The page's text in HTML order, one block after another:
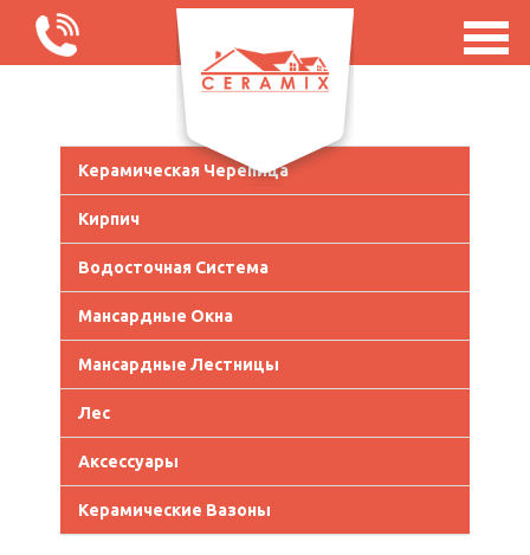
Керамическая Черепица
Кирпич
Водосточная Система
Мансардные Окна
Мансардные Лестницы
Лес
Аксессуары
Керамические Вазоны